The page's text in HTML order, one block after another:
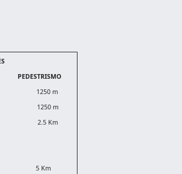
PEDESTRISMO
1250 m
1250 m
2.5 Km
5 Km